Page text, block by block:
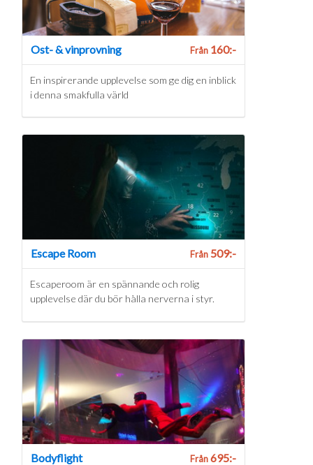
Ost- & vinprovning Från160:-
En inspirerande upplevelse som ge dig en inblick
i denna smakfulla värld
Escape Room Från509:-
Escaperoom är en spännande och rolig
upplevelse där du bör hålla nerverna i styr.
Bodyflight Från695:-